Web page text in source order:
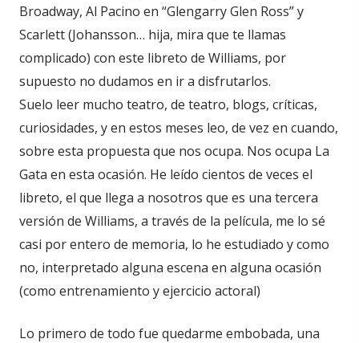
Broadway, Al Pacino en “Glengarry Glen Ross” y
Scarlett (Johansson… hija, mira que te llamas
complicado) con este libreto de Williams, por
supuesto no dudamos en ir a disfrutarlos.
Suelo leer mucho teatro, de teatro, blogs, críticas,
curiosidades, y en estos meses leo, de vez en cuando,
sobre esta propuesta que nos ocupa. Nos ocupa La
Gata en esta ocasión. He leído cientos de veces el
libreto, el que llega a nosotros que es una tercera
versión de Williams, a través de la película, me lo sé
casi por entero de memoria, lo he estudiado y como
no, interpretado alguna escena en alguna ocasión
(como entrenamiento y ejercicio actoral)
Lo primero de todo fue quedarme embobada, una